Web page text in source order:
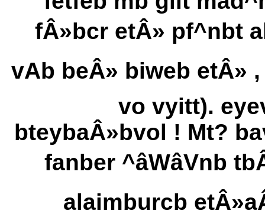
fÂ»bcr etÂ» pf^nbt
vAb beÂ» biweb etÂ» ,
vo vyitt).
bteybaÂ»bvol ! Mt?
fanber
alaimburcb